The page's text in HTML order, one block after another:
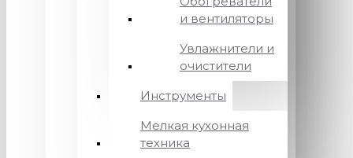
и вентиляторы
Увлажнители и
очистители
Инструменты
Мелкая кухонная
техника